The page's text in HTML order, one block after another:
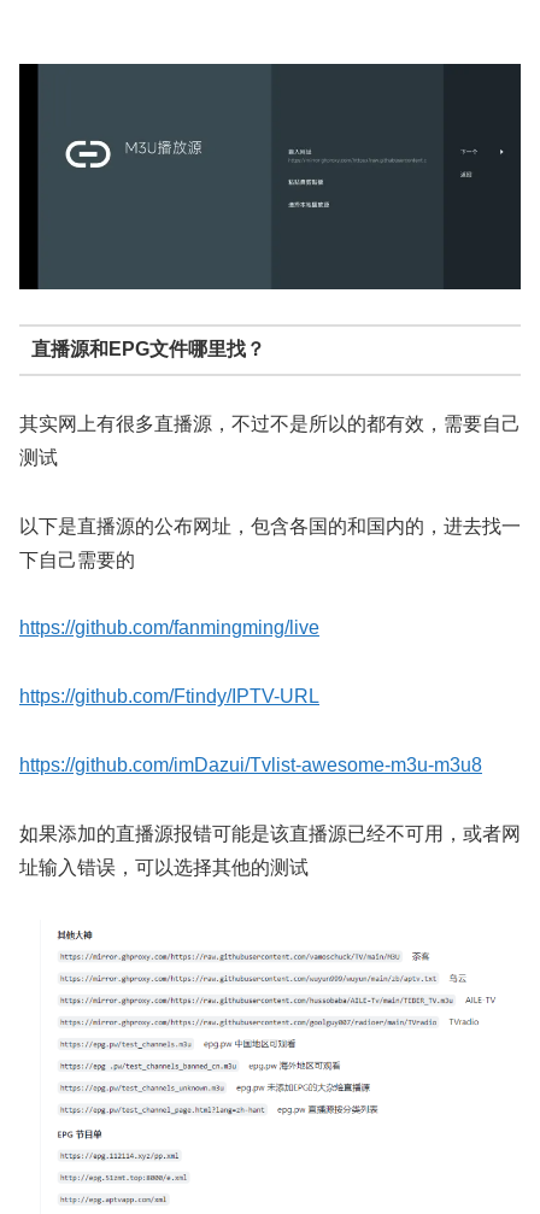
直播源和EPG文件哪里找？
其实网上有很多直播源，不过不是所以的都有效，需要自己
测试
以下是直播源的公布网址，包含各国的和国内的，进去找一
下自己需要的
https://github.com/fanmingming/live
https://github.com/Ftindy/IPTV-URL
https://github.com/imDazui/Tvlist-awesome-m3u-m3u8
如果添加的直播源报错可能是该直播源已经不可用，或者网
址输入错误，可以选择其他的测试